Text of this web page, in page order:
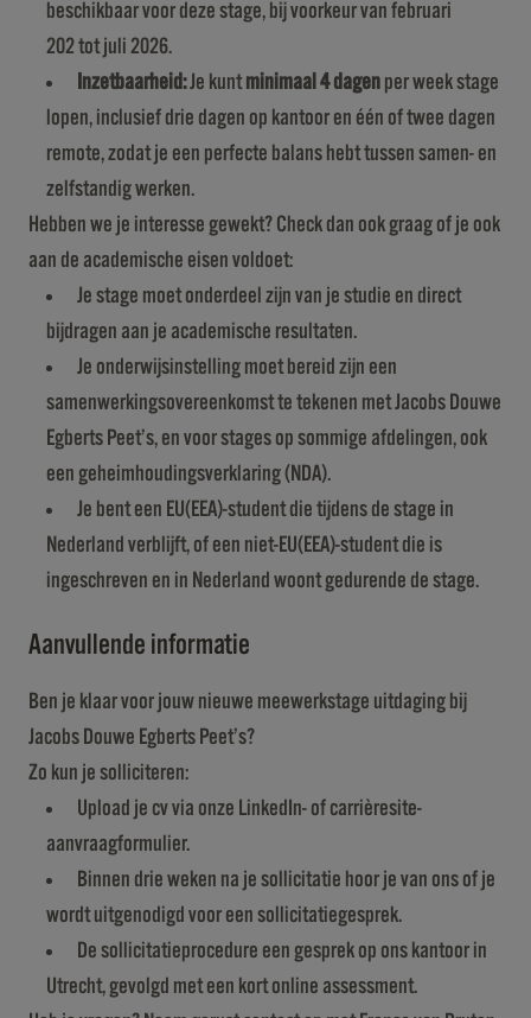
beschikbaar voor deze stage, bij voorkeur van februari
202 tot juli 2026.
Inzetbaarheid:Je kuntminimaal 4 dagen per week stage
lopen, inclusief drie dagen op kantoor en één of twee dagen
remote, zodat je een perfecte balans hebt tussen samen- en
zelfstandig werken.
Hebben we je interesse gewekt? Check dan ook graag of je ook
aan de academische eisen voldoet:
Je stage moet onderdeel zijn van je studie en direct
bijdragen aan je academische resultaten.
Je onderwijsinstelling moet bereid zijn een
samenwerkingsovereenkomst te tekenen met Jacobs Douwe
Egberts Peet’s, en voor stages op sommige afdelingen, ook
een geheimhoudingsverklaring (NDA).
Je bent een EU(EEA)-student die tijdens de stage in
Nederland verblijft, of een niet-EU(EEA)-student die is
ingeschreven en in Nederland woont gedurende de stage.
Aanvullende informatie
Ben je klaar voor jouw nieuwe meewerkstage uitdaging bij
Jacobs Douwe Egberts Peet’s?
Zo kun je solliciteren:
Upload je cv via onze LinkedIn- of carrièresite-
aanvraagformulier.
Binnen drie weken na je sollicitatie hoor je van ons of je
wordt uitgenodigd voor een sollicitatiegesprek.
De sollicitatieprocedure een gesprek op ons kantoor in
Utrecht, gevolgd met een kort online assessment.